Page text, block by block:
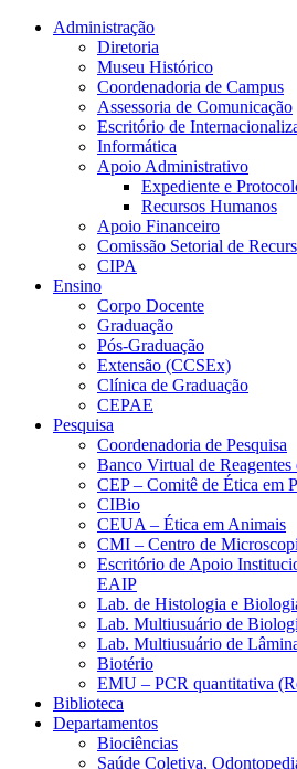
Conteúdo principal Menu principal
Administração
Diretoria
Museu Histórico
Coordenadoria de Campus
Assessoria de Comunicação
Escritório de
Informática
Apoio Administrativo
Expediente e
Recursos Humanos
Apoio Financeiro
Comissão Setorial de
CIPA
Ensino
Corpo Docente
Graduação
Pós-Graduação
Extensão (CCSEx)
Clínica de Graduação
CEPAE
Pesquisa
Coordenadoria de Pesquisa
Banco Virtual de
CEP – Comitê de Ética em
CIBio
CEUA – Ética em Animais
CMI – Centro de
Escritório de Apoio
EAIP
Lab. de Histologia e
Lab. Multiusuário de
Lab. Multiusuário de
Biotério
EMU – PCR quantitativa
Biblioteca
Departamentos
Biociências
Saúde Coletiva,